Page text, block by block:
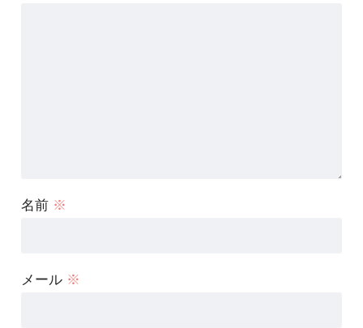
名前 ※
メール ※